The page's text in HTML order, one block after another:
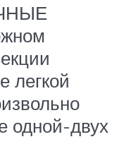
легкой
одной-двух